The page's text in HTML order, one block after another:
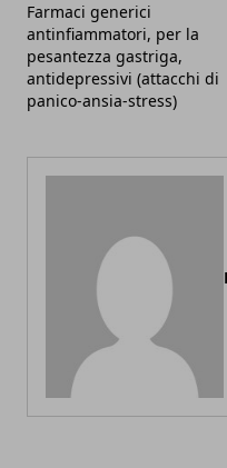
Farmaci generici
antinfiammatori, per la
pesantezza gastriga,
antidepressivi (attacchi di
panico-ansia-stress)